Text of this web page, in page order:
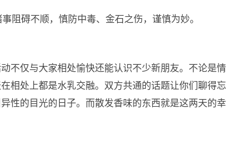
阻碍不顺，慎防中毒、金石之伤，谨慎为妙。
不仅与大家相处愉快还能认识不少新朋友。不论是情
相处上都是水乳交融。双方共通的话题让你们聊得忘
性的目光的日子。而散发香味的东西就是这两天的幸